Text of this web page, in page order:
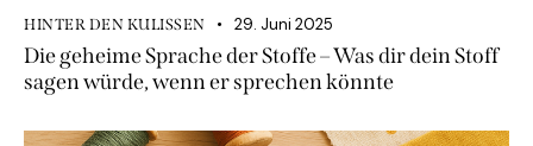
HINTER DEN KULISSEN 29. Juni 2025
Die geheime Sprache der Stoffe – Was dir dein Stoff
sagen würde, wenn er sprechen könnte